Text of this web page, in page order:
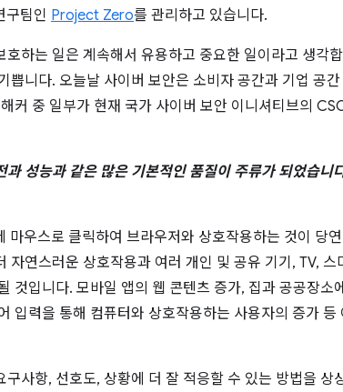
구팀인 Project Zero를 관리하고 있습니다.
호하는 일은 계속해서 유용하고 중요한 일이라고 생각
쁩니다. 오늘날 사이버 보안은 소비자 공간과 기업 공
커 중 일부가 현재 국가 사이버 보안 이니셔티브의
과 성능과 같은 많은 기본적인 품질이 주류가 되었습니
마우스로 클릭하여 브라우저와 상호작용하는 것이 당
자연스러운 상호작용과 여러 개인 및 공유 기기, TV,
것입니다. 모바일 앱의 웹 콘텐츠 증가, 집과 공공장소
입력을 통해 컴퓨터와 상호작용하는 사용자의 증가
사항, 선호도, 상황에 더 잘 적응할 수 있는 방법을 상